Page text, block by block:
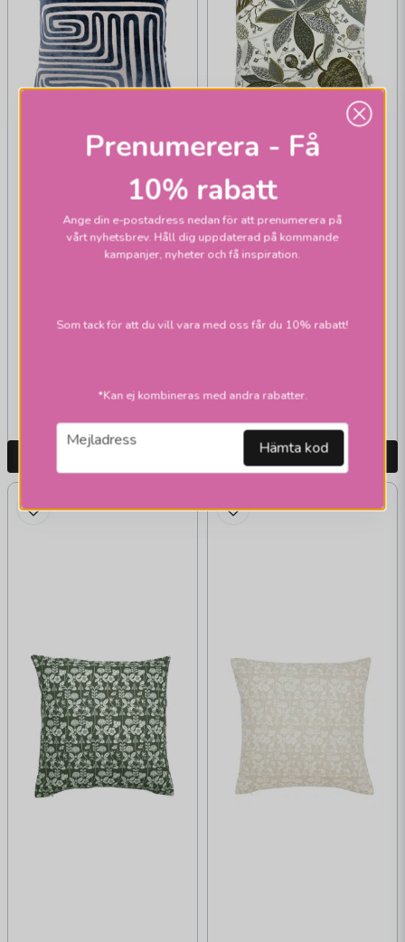
45x45cm Marin
Skickas inom 2-10
45x45cm mossa
Skickas inom 2-10
LÄGG I VARUKORGEN
Prenumerera - Få
10% rabatt
Ange din e-postadress nedan för att prenumerera på
vårt nyhetsbrev. Håll dig uppdaterad på kommande
kampanjer, nyheter och få inspiration.
Som tack för att du vill vara med oss får du 10% rabatt!
*Kan ej kombineras med andra rabatter.
email
Mejladress Hämta kod